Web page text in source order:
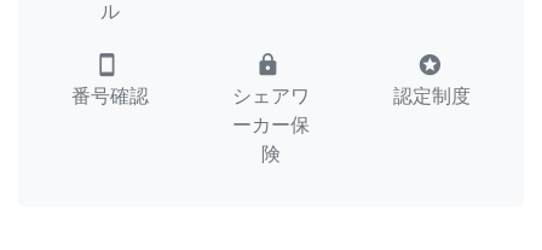
ル
smartphone
番号確認
lock
シェアワ
ーカー保
険
stars
認定制度